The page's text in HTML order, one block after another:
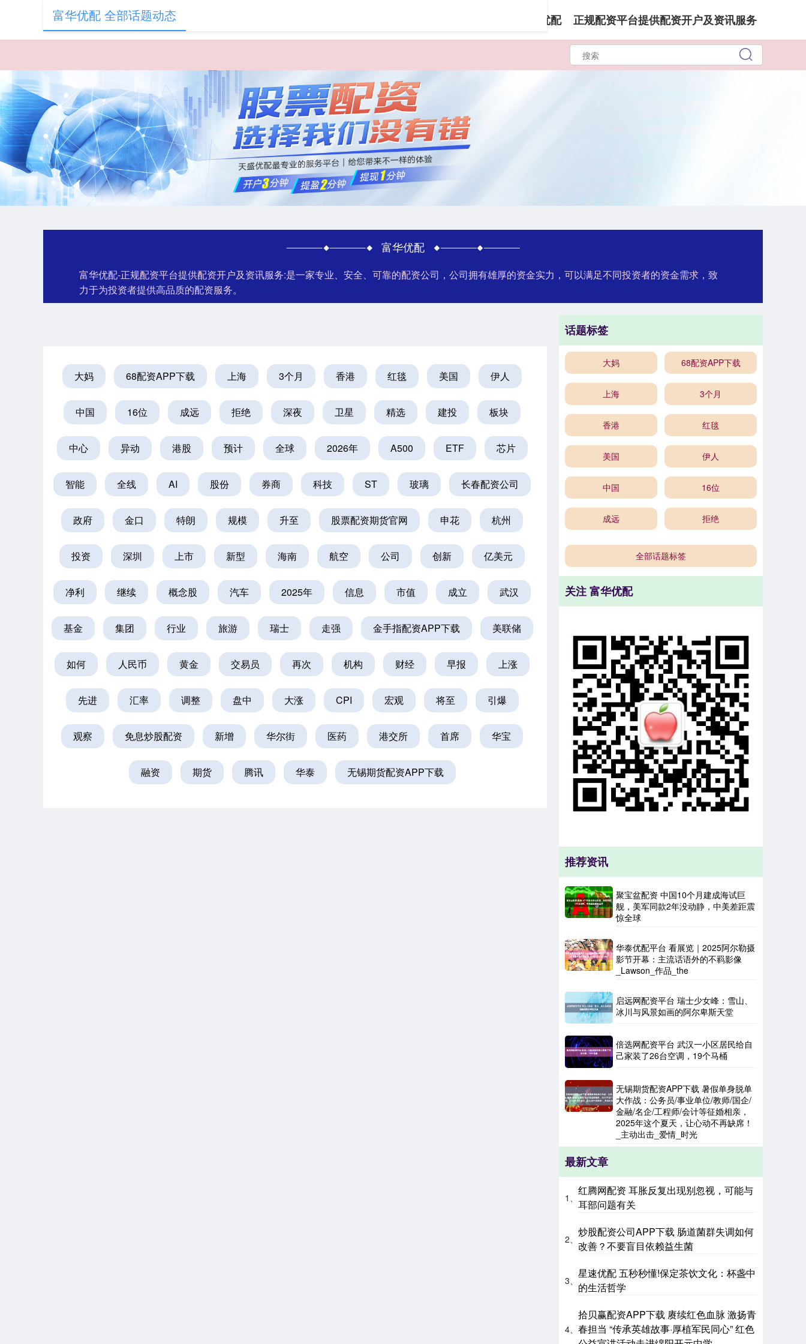
富华优配 正规配资平台提供配资开户及资讯服务
富华优配
富华优配-正规配资平台提供配资开户及资讯服务:是一家专业、安全、可靠的配资公司，公司拥有雄厚的资金实力，可以满足不同投资者的资金需求，致
力于为投资者提供高品质的配资服务。
富华优配 全部话题动态
大妈 68配资APP下载 上海 3个月 香港 红毯 美国 伊人
中国 16位 成远 拒绝 深夜 卫星 精选 建投 板块
中心 异动 港股 预计 全球 2026年 A500 ETF 芯片
智能 全线 AI 股份 券商 科技 ST 玻璃 长春配资公司
政府 金口 特朗 规模 升至 股票配资期货官网 申花 杭州
投资 深圳 上市 新型 海南 航空 公司 创新 亿美元
净利 继续 概念股 汽车 2025年 信息 市值 成立 武汉
基金 集团 行业 旅游 瑞士 走强 金手指配资APP下载 美联储
如何 人民币 黄金 交易员 再次 机构 财经 早报 上涨
先进 汇率 调整 盘中 大涨 CPI 宏观 将至 引爆
观察 免息炒股配资 新增 华尔街 医药 港交所 首席 华宝
融资 期货 腾讯 华泰 无锡期货配资APP下载
话题标签
大妈 68配资APP下载
上海 3个月
香港 红毯
美国 伊人
中国 16位
成远 拒绝
全部话题标签
关注 富华优配
推荐资讯
聚宝盆配资 中国10个月建成海试巨
舰，美军同款2年没动静，中美差距震
惊全球
华泰优配平台 看展览｜2025阿尔勒摄
影节开幕：主流话语外的不羁影像
_Lawson_作品_the
启远网配资平台 瑞士少女峰：雪山、
冰川与风景如画的阿尔卑斯天堂
倍选网配资平台 武汉一小区居民给自
己家装了26台空调，19个马桶
无锡期货配资APP下载 暑假单身脱单
大作战：公务员/事业单位/教师/国企/
金融/名企/工程师/会计等征婚相亲，
2025年这个夏天，让心动不再缺席！
_主动出击_爱情_时光
最新文章
1、
红腾网配资 耳胀反复出现别忽视，可能与
耳部问题有关
2、
炒股配资公司APP下载 肠道菌群失调如何
改善？不要盲目依赖益生菌
3、
星速优配 五秒秒懂!保定茶饮文化：杯盏中
的生活哲学
4、
拾贝赢配资APP下载 赓续红色血脉 激扬青
春担当 “传承英雄故事·厚植军民同心” 红色